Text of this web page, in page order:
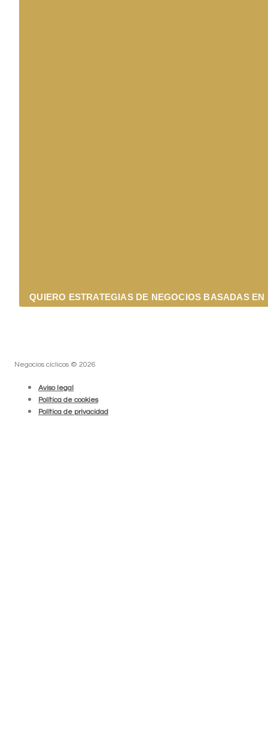
QUIERO ESTRATEGIAS DE NEGOCIOS BASADAS
Negocios cíclicos © 2026
Aviso legal
Política de cookies
Política de privacidad